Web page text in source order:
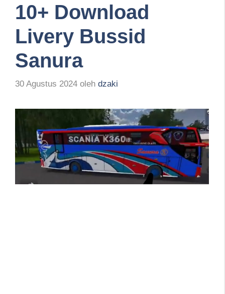
10+ Download
Livery Bussid
Sanura
30 Agustus 2024 oleh dzaki